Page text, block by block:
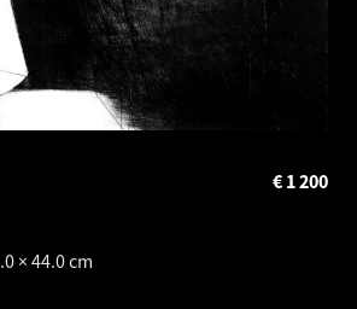
× 44.0 cm
1 200
€